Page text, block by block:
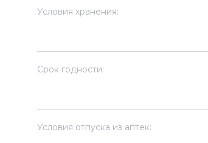
Условия хранения:
Срок годности:
Условия отпуска из аптек: